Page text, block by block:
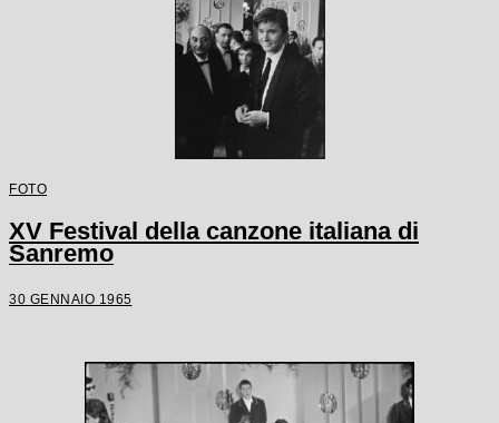
FOTO
XV Festival della canzone italiana di
Sanremo
30 GENNAIO 1965